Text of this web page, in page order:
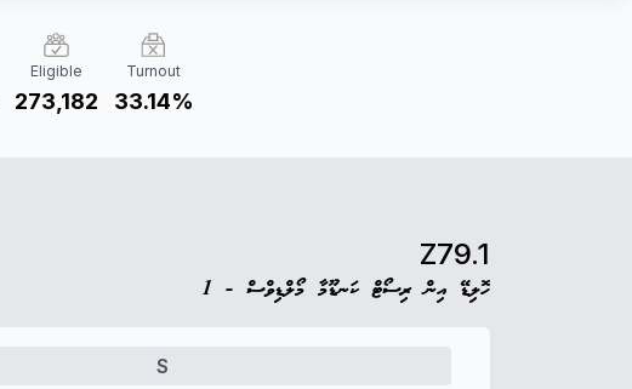
Eligible
273,182
Turnout
33.14%
Z79.1
ހޮލިޑޭ އިން ރިސޯޓް ކަނޑޫމާ މޯލްޑިވްސް - 1
S